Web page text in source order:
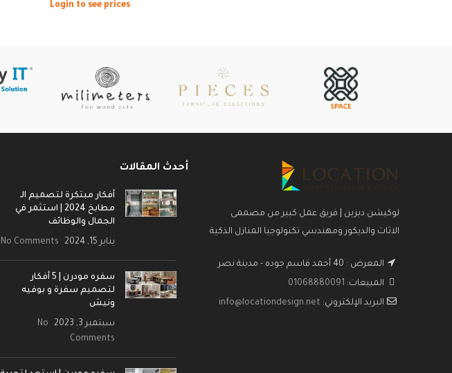
Login to see prices
لوكيشن ديزين | فريق عمل كبير من مصممى
الاثاث والديكور ومهندسي تكنولوجيا المنازل الذكية
المعرض : 40 أحمد قاسم جوده - مدينة نصر
المبيعات: 01068880091
البريد الإلكتروني: info@locationdesign.net
أحدث المقالات
أفكار مبتكرة لتصميم الـ
مطابخ 2024 | استثمر في
الجمال والوظائف
يناير 15, 2024 No Comments
سفره مودرن | 5 أفكار
لتصميم سفرة و بوفيه
ونيش
سبتمبر 3, 2023
No
Comments